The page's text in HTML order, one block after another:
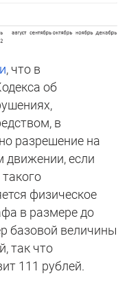
, что в
об
в
разрешение на
движении, если
физическое
в размере до
базовой величины
так что
111 рублей.